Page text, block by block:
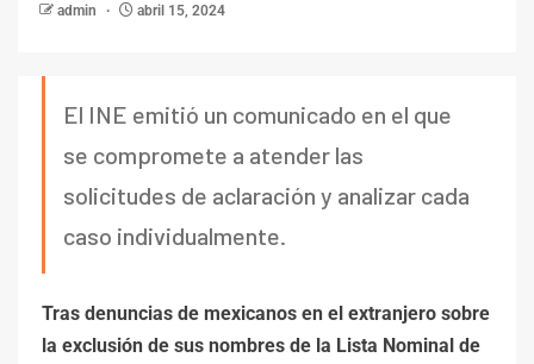
admin abril 15, 2024
El INE emitió un comunicado en el que
se compromete a atender las
solicitudes de aclaración y analizar cada
caso individualmente.
Tras denuncias de mexicanos en el extranjero sobre
la exclusión de sus nombres de la Lista Nominal de